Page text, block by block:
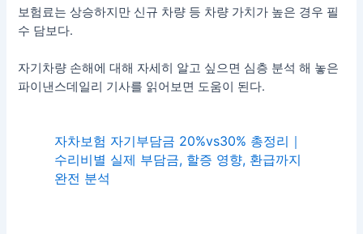
보험료는 상승하지만 신규 차량 등 차량 가치가 높은 경우 필
수 담보다.
자기차량 손해에 대해 자세히 알고 싶으면 심층 분석 해 놓은
파이낸스데일리 기사를 읽어보면 도움이 된다.
자차보험 자기부담금 20%vs30% 총정리｜
수리비별 실제 부담금, 할증 영향, 환급까지
완전 분석